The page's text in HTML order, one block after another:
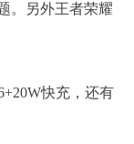
。另外王者荣耀